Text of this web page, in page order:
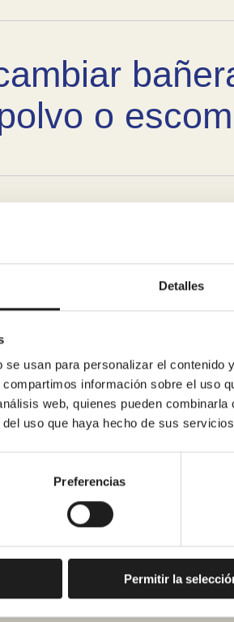
Detalles
usan para personalizar el
información sobre el uso
web, quienes pueden
uso que haya hecho de sus
Preferencias
Permitir la
o
antigua
el